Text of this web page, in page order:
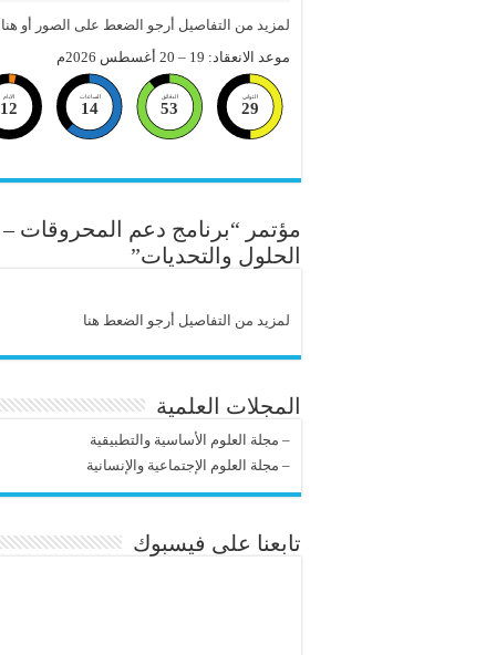
لمزيد من التفاصيل أرجو الضعط على الصور أو هنا
موعد الانعقاد: 19 – 20 أغسطس 2026م
الايام
12
الساعات
14
الدقائق
53
الثواني
28
مؤتمر “برنامج دعم المحروقات –
الحلول والتحديات”
لمزيد من التفاصيل أرجو الضعط هنا
المجلات العلمية
– مجلة العلوم الأساسية والتطبيقية
– مجلة العلوم الإجتماعية والإنسانية
تابعنا على فيسبوك